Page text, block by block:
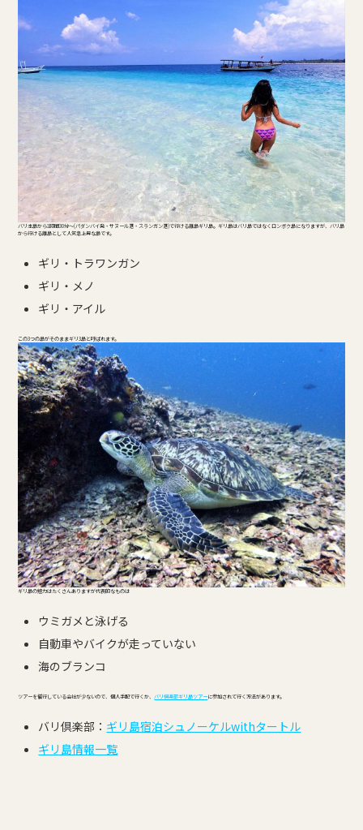
バリ本島から1時間30分～(パダンバイ発・サヌール港・スランガン港)で行ける離島ギリ島。ギリ島はバリ島ではなくロンボク島になりますが、バリ島
から行ける離島として人気急上昇な島です。
ギリ・トラワンガン
ギリ・メノ
ギリ・アイル
この3つの島がそのままギリ3島と呼ばれます。
ギリ島の魅力はたくさんありますが代表的なものは
ウミガメと泳げる
自動車やバイクが走っていない
海のブランコ
ツアーを催行している会社が少ないので、個人手配で行くか、バリ倶楽部ギリ島ツアーに参加されて行く方法があります。
バリ倶楽部： ギリ島宿泊シュノーケルwithタートル
ギリ島情報一覧